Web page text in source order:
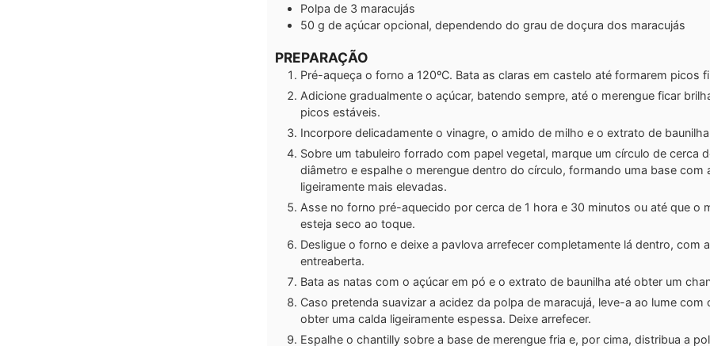
Polpa de 3 maracujás
50 g de açúcar opcional, dependendo do grau de doçura dos maracujás
PREPARAÇÃO
Pré-aqueça o forno a 120ºC. Bata as claras em castelo até formarem picos
Adicione gradualmente o açúcar, batendo sempre, até o merengue ficar
picos estáveis.
Incorpore delicadamente o vinagre, o amido de milho e o extrato de
Sobre um tabuleiro forrado com papel vegetal, marque um círculo de cerca
diâmetro e espalhe o merengue dentro do círculo, formando uma base com
ligeiramente mais elevadas.
Asse no forno pré-aquecido por cerca de 1 hora e 30 minutos ou até que o
esteja seco ao toque.
Desligue o forno e deixe a pavlova arrefecer completamente lá dentro, com
entreaberta.
Bata as natas com o açúcar em pó e o extrato de baunilha até obter um
Caso pretenda suavizar a acidez da polpa de maracujá, leve-a ao lume com
obter uma calda ligeiramente espessa. Deixe arrefecer.
Espalhe o chantilly sobre a base de merengue fria e, por cima, distribua a